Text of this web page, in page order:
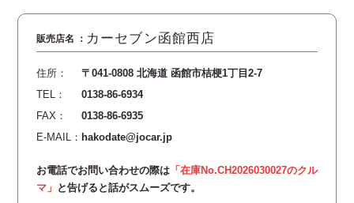
カーセブン函館西店
住所：
〒041-0808 北海道 函館市桔梗1丁目2-7
TEL：
0138-86-6934
FAX：
0138-86-6935
E-MAIL： hakodate@jocar.jp
お電話でお問い合わせの際は「在庫No.CH2026030027のクル
マ」 と告げると話がスムーズです。